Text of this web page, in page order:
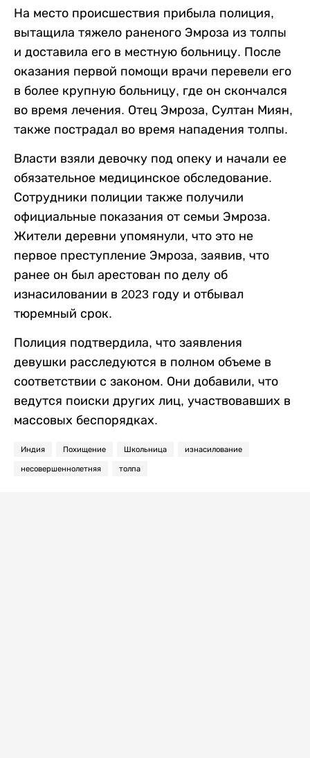
На место происшествия прибыла полиция,
вытащила тяжело раненого Эмроза из толпы
и доставила его в местную больницу. После
оказания первой помощи врачи перевели его
в более крупную больницу, где он скончался
во время лечения. Отец Эмроза, Султан Миян,
также пострадал во время нападения толпы.
Власти взяли девочку под опеку и начали ее
обязательное медицинское обследование.
Сотрудники полиции также получили
официальные показания от семьи Эмроза.
Жители деревни упомянули, что это не
первое преступление Эмроза, заявив, что
ранее он был арестован по делу об
изнасиловании в 2023 году и отбывал
тюремный срок.
Полиция подтвердила, что заявления
девушки расследуются в полном объеме в
соответствии с законом. Они добавили, что
ведутся поиски других лиц, участвовавших в
массовых беспорядках.
Индия Похищение Школьница изнасилование
несовершеннолетняя толпа